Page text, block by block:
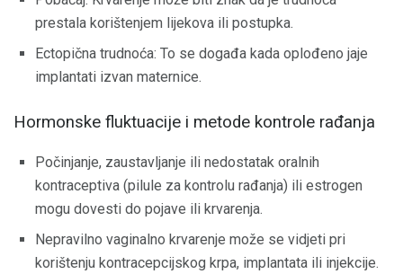
prestala korištenjem lijekova ili postupka.
Ectopična trudnoća: To se događa kada oplođeno jaje
implantati izvan maternice.
Hormonske fluktuacije i metode kontrole rađanja
Počinjanje, zaustavljanje ili nedostatak oralnih
kontraceptiva (pilule za kontrolu rađanja) ili estrogen
mogu dovesti do pojave ili krvarenja.
Nepravilno vaginalno krvarenje može se vidjeti pri
korištenju kontracepcijskog krpa, implantata ili injekcije.